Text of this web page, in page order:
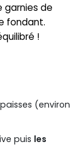
garnies de
fondant.
!
(environ
puis les